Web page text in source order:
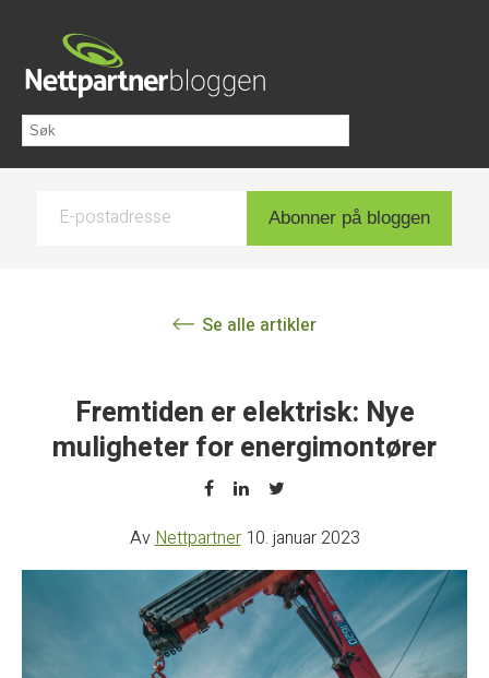
E-postadresse Abonner på bloggen
Se alle artikler
Fremtiden er elektrisk: Nye
muligheter for energimontører
Av Nettpartner10. januar 2023